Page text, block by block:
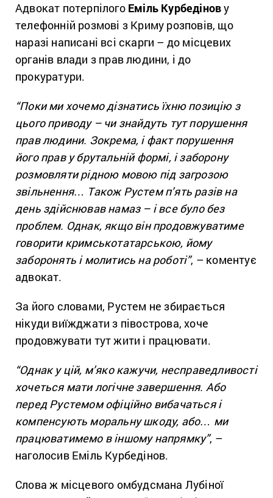
Адвокат потерпілого Еміль Курбедінову
телефонній розмові з Криму розповів, що
наразі написані всі скарги – до місцевих
органів влади з прав людини, і до
прокуратури.
“Поки ми хочемо дізнатись їхню позицію з
цього приводу – чи знайдуть тут порушення
прав людини. Зокрема, і факт порушення
його прав у брутальній формі, і заборону
розмовляти рідною мовою під загрозою
звільнення… Також Рустем п’ять разів на
день здійснював намаз – і все було без
проблем. Однак, якщо він продовжуватиме
говорити кримськотатарською, йому
заборонять і молитись на роботі”, – коментує
адвокат.
За його словами, Рустем не збирається
нікуди виїжджати з півострова, хоче
продовжувати тут жити і працювати.
“Однак у цій, м’яко кажучи, несправедливості
хочеться мати логічне завершення. Або
перед Рустемом офіційно вибачаться і
компенсують моральну шкоду, або… ми
працюватимемо в іншому напрямку”, –
наголосив Еміль Курбедінов.
Слова ж місцевого омбудсмана Лубіної